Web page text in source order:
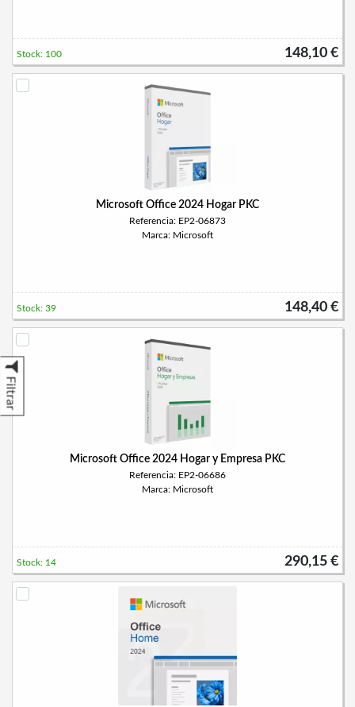
Filtrar
148,10 €
Stock: 100
Microsoft Office 2024 Hogar PKC
Referencia: EP2-06873
Marca: Microsoft
148,40 €
Stock: 39
Microsoft Office 2024 Hogar y Empresa PKC
Referencia: EP2-06686
Marca: Microsoft
290,15 €
Stock: 14